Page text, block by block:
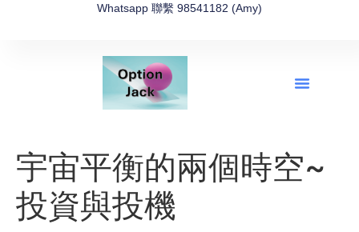
Whatsapp 聯繫 98541182 (Amy)
宇宙平衡的兩個時空~
投資與投機